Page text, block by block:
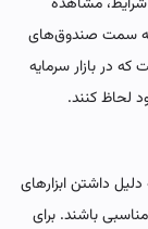
سمت صندوق‌های
در بازار سرمایه
لحاظ کنند.
دلیل داشتن ابزارهای
باشند. برای